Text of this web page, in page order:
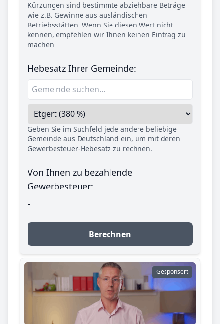
Kürzungen sind bestimmte abziehbare Beträge
wie z.B. Gewinne aus ausländischen
Betriebsstätten. Wenn Sie diesen Wert nicht
kennen, empfehlen wir Ihnen keinen Eintrag zu
machen.
Hebesatz Ihrer Gemeinde:
Geben Sie im Suchfeld jede andere beliebige
Gemeinde aus Deutschland ein, um mit deren
Gewerbesteuer-Hebesatz zu rechnen.
Von Ihnen zu bezahlende
Gewerbesteuer:
-
Berechnen
Gesponsert